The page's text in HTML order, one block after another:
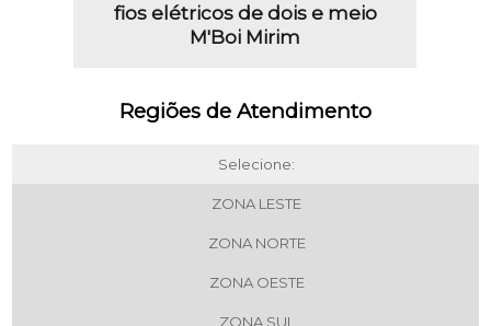
fios elétricos de dois e meio
M'Boi Mirim
Regiões de Atendimento
Selecione:
ZONA LESTE
ZONA NORTE
ZONA OESTE
ZONA SUL